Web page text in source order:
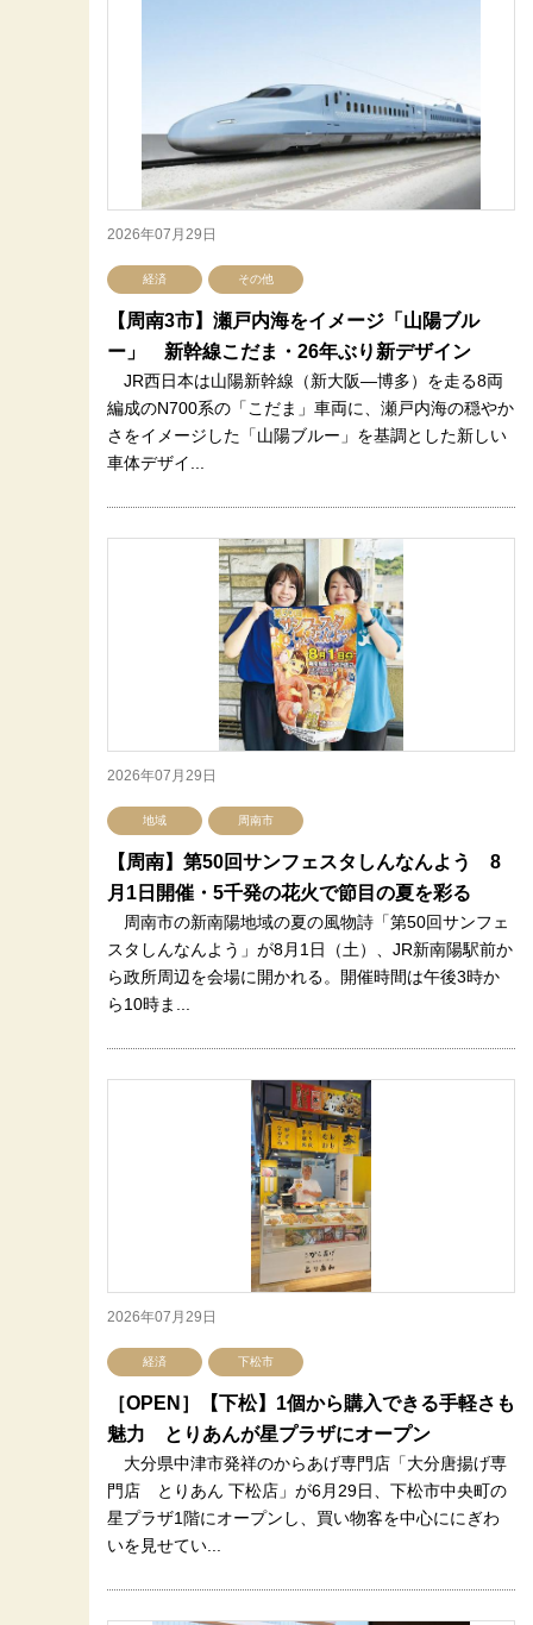
2026年07月29日
経済 その他
【周南3市】瀬戸内海をイメージ「山陽ブル
ー」 新幹線こだま・26年ぶり新デザイン
JR西日本は山陽新幹線（新大阪―博多）を走る8両
編成のN700系の「こだま」車両に、瀬戸内海の穏やか
さをイメージした「山陽ブルー」を基調とした新しい
車体デザイ...
2026年07月29日
地域 周南市
【周南】第50回サンフェスタしんなんよう 8
月1日開催・5千発の花火で節目の夏を彩る
周南市の新南陽地域の夏の風物詩「第50回サンフェ
スタしんなんよう」が8月1日（土）、JR新南陽駅前か
ら政所周辺を会場に開かれる。開催時間は午後3時か
ら10時ま...
2026年07月29日
経済 下松市
［OPEN］【下松】1個から購入できる手軽さも
魅力 とりあんが星プラザにオープン
大分県中津市発祥のからあげ専門店「大分唐揚げ専
門店 とりあん 下松店」が6月29日、下松市中央町の
星プラザ1階にオープンし、買い物客を中心ににぎわ
いを見せてい...